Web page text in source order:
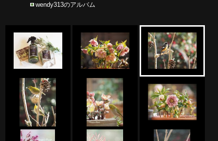
wendy313のアルバム